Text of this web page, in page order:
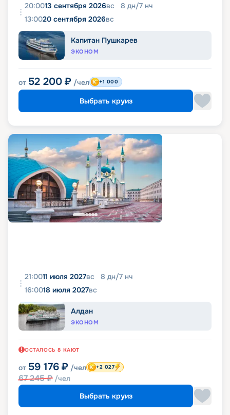
20:0013 сентября 2026вс 8 дн/7 нч
13:0020 сентября 2026вс
Капитан Пушкарев
ЭКОНОМ
от 52 200 ₽ /чел +1 000
Выбрать круиз
21:0011 июля 2027вс 8 дн/7 нч
16:0018 июля 2027вс
Алдан
ЭКОНОМ
ОСТАЛОСЬ 8 КАЮТ
от 59 176 ₽ /чел
67 245₽ /чел
+2 027
Выбрать круиз